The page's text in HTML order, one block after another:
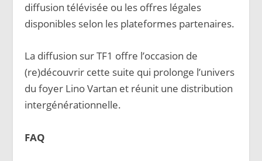
diffusion télévisée ou les offres légales
disponibles selon les plateformes partenaires.
La diffusion sur TF1 offre l’occasion de
(re)découvrir cette suite qui prolonge l’univers
du foyer Lino Vartan et réunit une distribution
intergénérationnelle.
FAQ